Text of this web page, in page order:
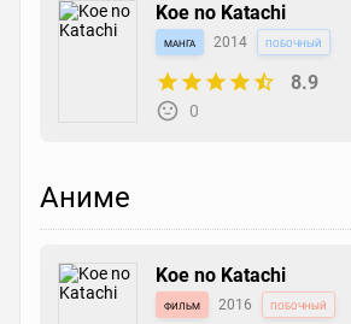
Koe no Katachi
манга 2014 побочный
8.9
0
Аниме
Koe no Katachi
фильм 2016 побочный